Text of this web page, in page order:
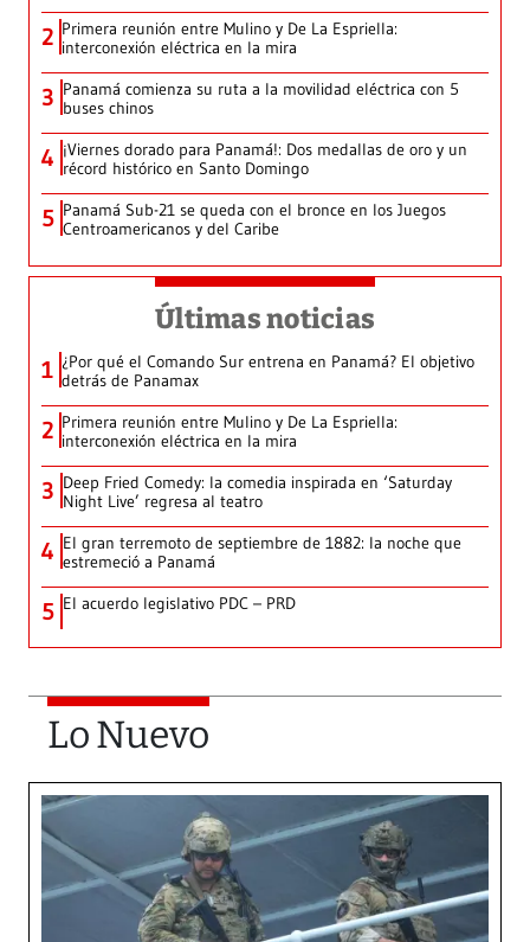
2 Primera reunión entre Mulino y De La Espriella:
interconexión eléctrica en la mira
3 Panamá comienza su ruta a la movilidad eléctrica con 5
buses chinos
4 ¡Viernes dorado para Panamá!: Dos medallas de oro y un
récord histórico en Santo Domingo
5 Panamá Sub-21 se queda con el bronce en los Juegos
Centroamericanos y del Caribe
Últimas noticias
1 ¿Por qué el Comando Sur entrena en Panamá? El objetivo
detrás de Panamax
2 Primera reunión entre Mulino y De La Espriella:
interconexión eléctrica en la mira
3 Deep Fried Comedy: la comedia inspirada en ‘Saturday
Night Live’ regresa al teatro
4 El gran terremoto de septiembre de 1882: la noche que
estremeció a Panamá
5 El acuerdo legislativo PDC – PRD
Lo Nuevo